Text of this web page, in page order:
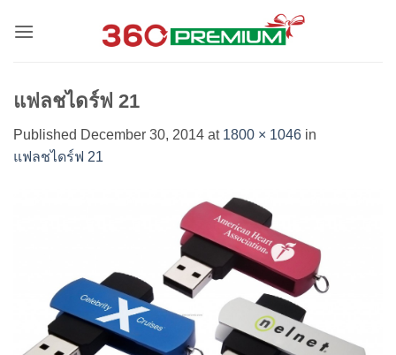
แฟลชไดร์ฟ 21
Published December 30, 2014 at 1800 × 1046 in
แฟลชไดร์ฟ 21